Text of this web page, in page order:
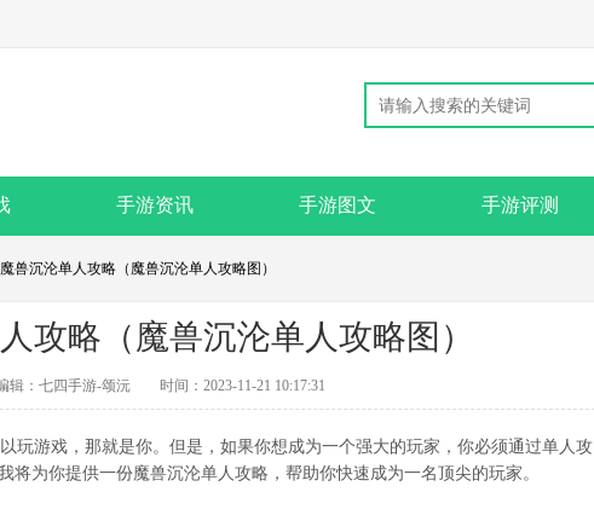
手游资讯 手游图文 手游评测
兽沉沦单人攻略（魔兽沉沦单人攻略图）
攻略（魔兽沉沦单人攻略图）
辑：七四手游-颂沅 时间：2023-11-21 10:17:31
玩游戏，那就是你。但是，如果你想成为一个强大的玩家，你必须通过单人攻
将为你提供一份魔兽沉沦单人攻略，帮助你快速成为一名顶尖的玩家。